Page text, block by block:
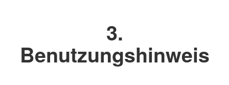
3.
Benutzungshinweis